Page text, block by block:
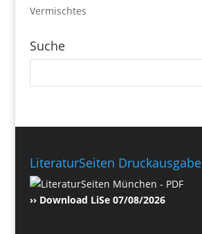
Vermischtes
Suche
LiteraturSeiten Druckausgabe
›› Download LiSe 07/08/2026